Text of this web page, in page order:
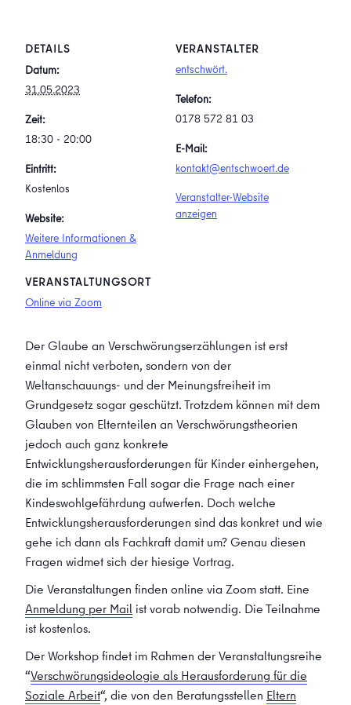
DETAILS
Datum:
31.05.2023
Zeit:
18:30 - 20:00
Eintritt:
Kostenlos
Website:
Weitere Informationen &
Anmeldung
VERANSTALTUNGSORT
Online via Zoom
VERANSTALTER
entschwört.
Telefon:
0178 572 81 03
E-Mail:
kontakt@entschwoert.de
Veranstalter-Website
anzeigen
Der Glaube an Verschwörungserzählungen ist erst
einmal nicht verboten, sondern von der
Weltanschauungs- und der Meinungsfreiheit im
Grundgesetz sogar geschützt. Trotzdem können mit dem
Glauben von Elternteilen an Verschwörungstheorien
jedoch auch ganz konkrete
Entwicklungsherausforderungen für Kinder einhergehen,
die im schlimmsten Fall sogar die Frage nach einer
Kindeswohlgefährdung aufwerfen. Doch welche
Entwicklungsherausforderungen sind das konkret und wie
gehe ich dann als Fachkraft damit um? Genau diesen
Fragen widmet sich der hiesige Vortrag.
Die Veranstaltungen finden online via Zoom statt. Eine
Anmeldung per Mail ist vorab notwendig. Die Teilnahme
ist kostenlos.
Der Workshop findet im Rahmen der Veranstaltungsreihe
“Verschwörungsideologie als Herausforderung für die
Soziale Arbeit“, die von den Beratungsstellen Eltern